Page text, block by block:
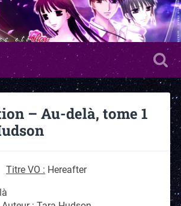
– Au-delà, tome 1
Titre VO : Hereafter